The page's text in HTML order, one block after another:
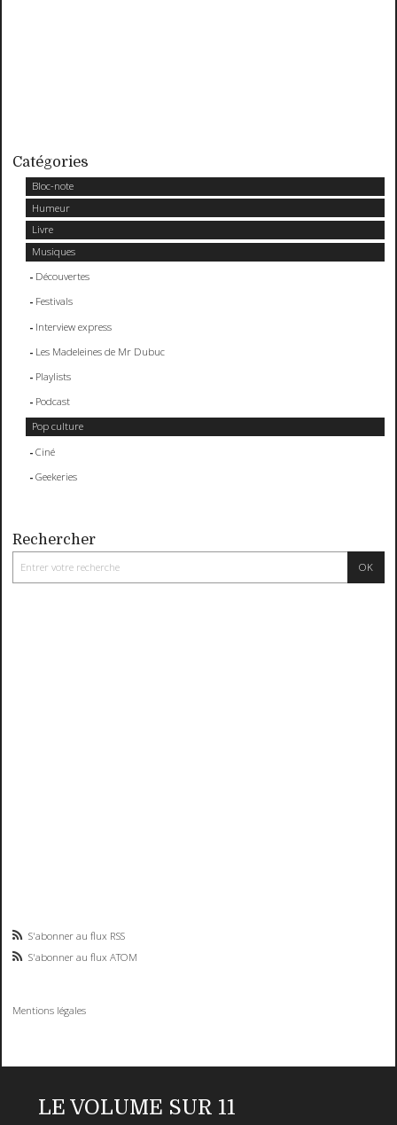
Catégories
Bloc-note
Humeur
Livre
Musiques
Découvertes
Festivals
Interview express
Les Madeleines de Mr Dubuc
Playlists
Podcast
Pop culture
Ciné
Geekeries
Rechercher
S'abonner au flux RSS
S'abonner au flux ATOM
Mentions légales
LE VOLUME SUR 11